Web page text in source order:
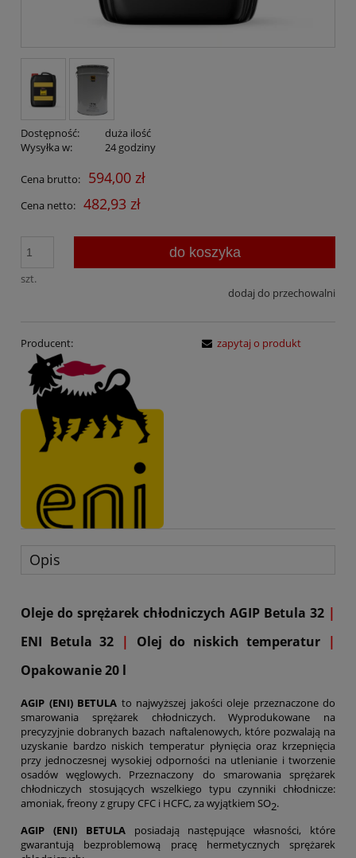
Dostępność:
duża ilość
Wysyłka w:
24 godziny
Cena brutto: 594,00 zł
Cena netto: 482,93 zł
szt.
do koszyka
dodaj do przechowalni
Producent: zapytaj o produkt
Opis
Oleje do sprężarek chłodniczych AGIP Betula 32 |
ENI Betula 32 | Olej do niskich temperatur |
Opakowanie 20 l
AGIP (ENI) BETULA to najwyższej jakości oleje przeznaczone do
smarowania sprężarek chłodniczych. Wyprodukowane na
precyzyjnie dobranych bazach naftalenowych, które pozwalają na
uzyskanie bardzo niskich temperatur płynięcia oraz krzepnięcia
przy jednoczesnej wysokiej odporności na utlenianie i tworzenie
osadów węglowych. Przeznaczony do smarowania sprężarek
chłodniczych stosujących wszelkiego typu czynniki chłodnicze:
amoniak, freony z grupy CFC i HCFC, za wyjątkiem SO2.
AGIP (ENI) BETULAposiadają następujące własności, które
gwarantują bezproblemową pracę hermetycznych sprężarek